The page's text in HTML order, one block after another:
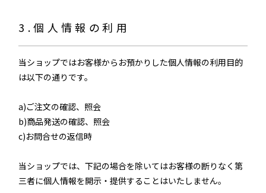
3.個人情報の利用
当ショップではお客様からお預かりした個人情報の利用目的
は以下の通りです。
a)ご注文の確認、照会
b)商品発送の確認、照会
c)お問合せの返信時
当ショップでは、下記の場合を除いてはお客様の断りなく第
三者に個人情報を開示・提供することはいたしません。